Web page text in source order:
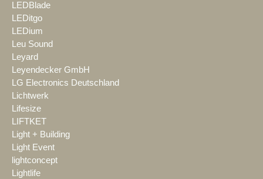
LEDBlade
LEDitgo
LEDium
Leu Sound
Leyard
Leyendecker GmbH
LG Electronics Deutschland
Lichtwerk
Lifesize
LIFTKET
Light + Building
Light Event
lightconcept
Lightlife